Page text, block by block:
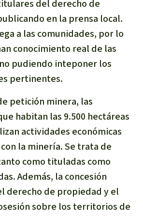
Para niñas y niños
Defensoras y Defensores
del derecho de
en la prensa local.
a las comunidades, por lo
conocimiento real de las
pudiendo inteponer los
pertinentes.
petición minera, las
habitan las 9.500 hectáreas
actividades económicas
la minería. Se trata de
como tituladas como
Además, la concesión
derecho de propiedad y el
sobre los territorios de